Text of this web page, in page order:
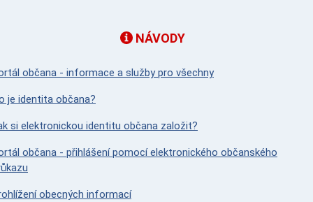
NÁVODY
občana - informace a služby pro všechny
je identita občana?
si elektronickou identitu občana založit?
občana - přihlášení pomocí elektronického občanského
obecných informací